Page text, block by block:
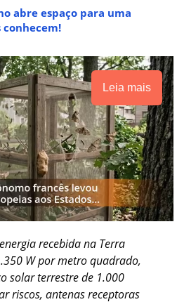
abre espaço para uma
conhecem!
Leia mais
recebida na Terra
W por metro quadrado,
solar terrestre de 1.000
riscos, antenas receptoras